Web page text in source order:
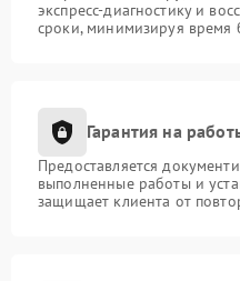
экспресс-диагностику и
сроки, минимизируя время
Гарантия на
Предоставляется
выполненные работы и
защищает клиента от